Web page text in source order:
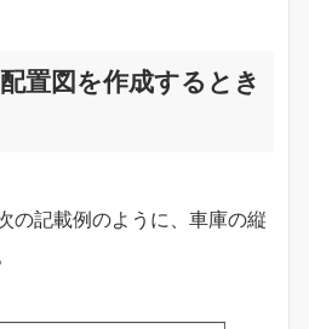
置図を作成するとき
の記載例のように、車庫の縦